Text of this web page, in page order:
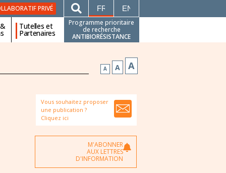
PRIVÉ FRANÇAISENGLISH
Tutelles et
Partenaires
Programme prioritaire
de recherche
ANTIBIORÉSISTANCE
A A A
Vous souhaitez proposer
une publication ?
Cliquez ici
M'ABONNER
AUX LETTRES
D'INFORMATION